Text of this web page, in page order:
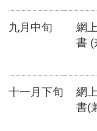
九月中旬
網
書 (
十一月下旬
網
書(